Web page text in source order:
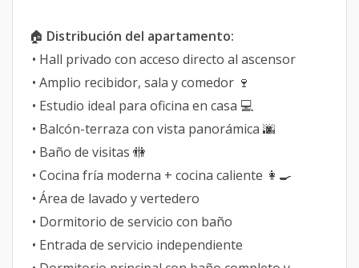
🏠 Distribución del apartamento:
• Hall privado con acceso directo al ascensor
• Amplio recibidor, sala y comedor 🍷
• Estudio ideal para oficina en casa 💻
• Balcón-terraza con vista panorámica 🌆
• Baño de visitas 🚻
• Cocina fría moderna + cocina caliente 👩‍🍳
• Área de lavado y vertedero
• Dormitorio de servicio con baño
• Entrada de servicio independiente